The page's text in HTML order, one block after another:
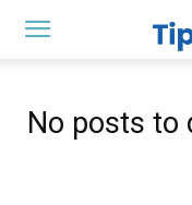
No posts to